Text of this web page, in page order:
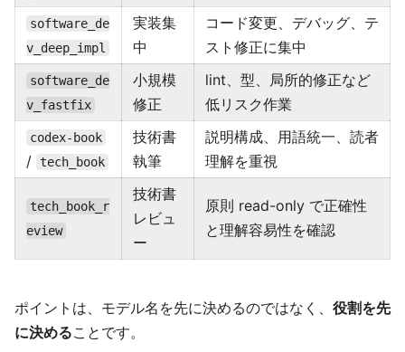
software_de
v_deep_impl
実装集
中
コード変更、デバッグ、テ
スト修正に集中
software_de
v_fastfix
小規模
修正
lint、型、局所的修正など
低リスク作業
codex-book
/ tech_book
技術書
執筆
説明構成、用語統一、読者
理解を重視
tech_book_r
eview
技術書
レビュ
ー
原則 read-only で正確性
と理解容易性を確認
ポイントは、モデル名を先に決めるのではなく、 役割を先
に決めることです。